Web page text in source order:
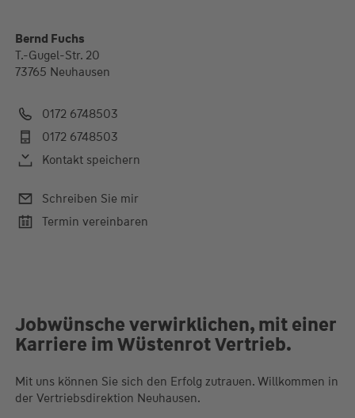
Bernd Fuchs
T.-Gugel-Str. 20
73765 Neuhausen
0172 6748503
0172 6748503
Kontakt speichern
Schreiben Sie mir
Termin vereinbaren
Jobwünsche verwirklichen, mit einer
Karriere im Wüstenrot Vertrieb.
Mit uns können Sie sich den Erfolg zutrauen. Willkommen in
der Vertriebsdirektion Neuhausen.